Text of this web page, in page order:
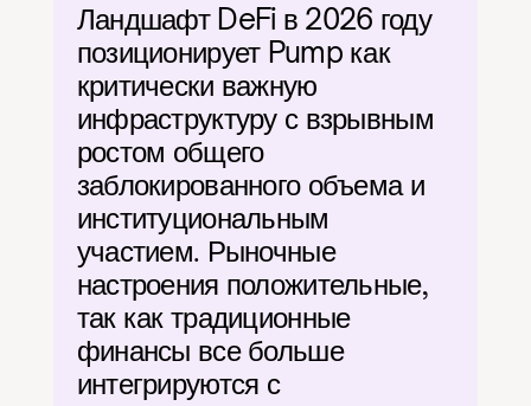
Ландшафт DeFi в 2026 году
позиционирует Pump как
критически важную
инфраструктуру с взрывным
ростом общего
заблокированного объема и
институциональным
участием. Рыночные
настроения положительные,
так как традиционные
финансы все больше
интегрируются с